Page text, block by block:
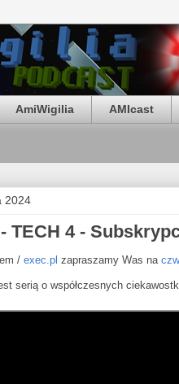
AmiWigilia AMIcast
2024
TECH 4 -
/ ⁠⁠⁠exec.pl⁠⁠⁠ zapraszamy Was na
serią o współczesnych